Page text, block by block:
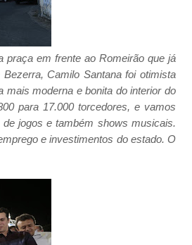
praça em frente aoRomeirão que já
Camilo Santana foi otimista
mais moderna e bonita do interior do
para 17.000 torcedores, e vamos
jogos e também shows musicais.
e investimentos do estado. O